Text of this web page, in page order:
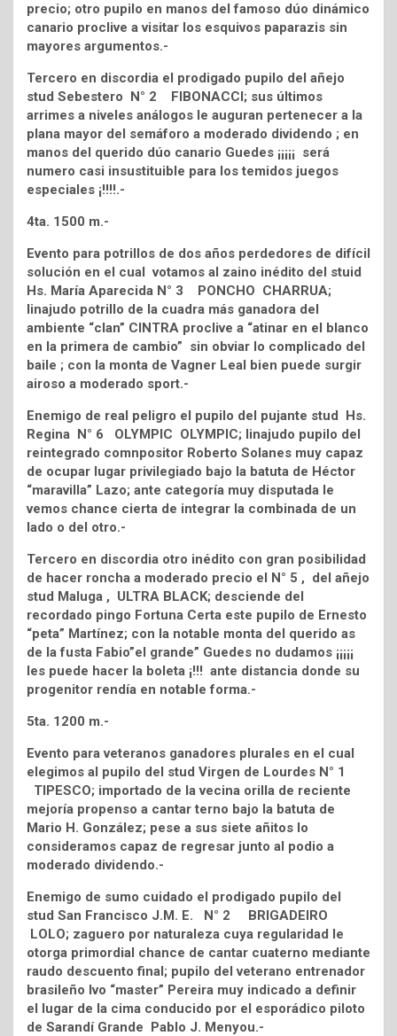
precio; otro pupilo en manos del famoso dúo dinámico
canario proclive a visitar los esquivos paparazis sin
mayores argumentos.-
Tercero en discordia el prodigado pupilo del añejo
stud Sebestero N° 2 FIBONACCI; sus últimos
arrimes a niveles análogos le auguran pertenecer a la
plana mayor del semáforo a moderado dividendo ; en
manos del querido dúo canario Guedes ¡¡¡¡¡ será
numero casi insustituible para los temidos juegos
especiales ¡!!!!.-
4ta. 1500 m.-
Evento para potrillos de dos años perdedores de difícil
solución en el cual votamos al zaino inédito del stuid
Hs. María Aparecida N° 3 PONCHO CHARRUA;
linajudo potrillo de la cuadra más ganadora del
ambiente “clan” CINTRA proclive a “atinar en el blanco
en la primera de cambio” sin obviar lo complicado del
baile ; con la monta de Vagner Leal bien puede surgir
airoso a moderado sport.-
Enemigo de real peligro el pupilo del pujante stud Hs.
Regina N° 6 OLYMPIC OLYMPIC; linajudo pupilo del
reintegrado comnpositor Roberto Solanes muy capaz
de ocupar lugar privilegiado bajo la batuta de Héctor
“maravilla” Lazo; ante categoría muy disputada le
vemos chance cierta de integrar la combinada de un
lado o del otro.-
Tercero en discordia otro inédito con gran posibilidad
de hacer roncha a moderado precio el N° 5 , del añejo
stud Maluga , ULTRA BLACK; desciende del
recordado pingo Fortuna Certa este pupilo de Ernesto
“peta” Martínez; con la notable monta del querido as
de la fusta Fabio”el grande” Guedes no dudamos ¡¡¡¡¡
les puede hacer la boleta ¡!!! ante distancia donde su
progenitor rendía en notable forma.-
5ta. 1200 m.-
Evento para veteranos ganadores plurales en el cual
elegimos al pupilo del stud Virgen de Lourdes N° 1
TIPESCO; importado de la vecina orilla de reciente
mejoría propenso a cantar terno bajo la batuta de
Mario H. González; pese a sus siete añitos lo
consideramos capaz de regresar junto al podio a
moderado dividendo.-
Enemigo de sumo cuidado el prodigado pupilo del
stud San Francisco J.M. E. N° 2 BRIGADEIRO
LOLO; zaguero por naturaleza cuya regularidad le
otorga primordial chance de cantar cuaterno mediante
raudo descuento final; pupilo del veterano entrenador
brasileño Ivo “master” Pereira muy indicado a definir
el lugar de la cima conducido por el esporádico piloto
de Sarandí Grande Pablo J. Menyou.-